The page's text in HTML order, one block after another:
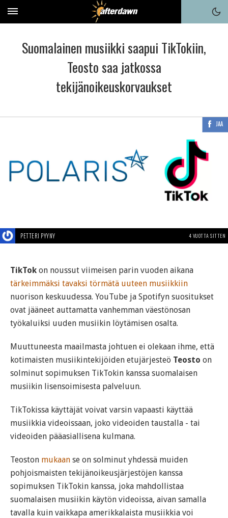
Suomalainen musiikki saapui TikTokiin,
Teosto saa jatkossa
tekijänoikeuskorvaukset
JAA
PETTERI PYYNY 4 VUOTTA SITTEN
TikTok on noussut viimeisen parin vuoden aikana
tärkeimmäksi tavaksi törmätä uuteen musiikkiin
nuorison keskuudessa. YouTube ja Spotifyn suositukset
ovat jääneet auttamatta vanhemman väestönosan
työkaluiksi uuden musiikin löytämisen osalta.
Muuttuneesta maailmasta johtuen ei olekaan ihme, että
kotimaisten musiikintekijöiden etujärjesteö Teosto on
solminut sopimuksen TikTokin kanssa suomalaisen
musiikin lisensoimisesta palveluun.
TikTokissa käyttäjät voivat varsin vapaasti käyttää
musiikkia videoissaan, joko videoiden taustalla - tai
videoiden pääasiallisena kulmana.
Teoston mukaan se on solminut yhdessä muiden
pohjoismaisten tekijänoikeusjärjestöjen kanssa
sopimuksen TikTokin kanssa, joka mahdollistaa
suomalaisen musiikin käytön videoissa, aivan samalla
tavalla kuin vaikkapa amerikkalaista musiikkia voi